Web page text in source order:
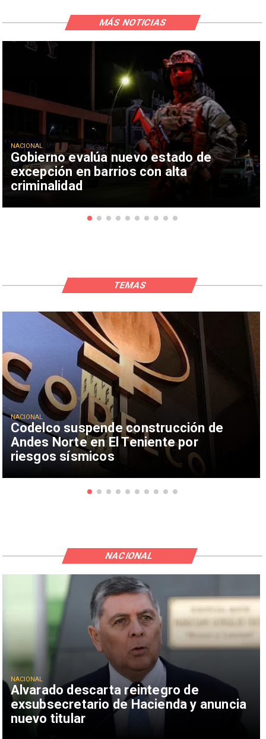
Gobierno evalúa nuevo estado de
excepción en barrios con alta
criminalidad
NACIONAL
MÁS NOTICIAS
Codelco suspende construcción de
Andes Norte en El Teniente por
riesgos sísmicos
NACIONAL
TEMAS
Alvarado descarta reintegro de
exsubsecretario de Hacienda y anuncia
nuevo titular
NACIONAL
NACIONAL